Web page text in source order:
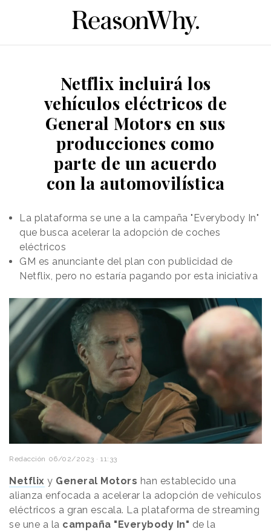
Netflix incluirá los
vehículos eléctricos de
General Motors en sus
producciones como
parte de un acuerdo
con la automovilística
La plataforma se une a la campaña "Everybody In"
que busca acelerar la adopción de coches
eléctricos
GM es anunciante del plan con publicidad de
Netflix, pero no estaría pagando por esta iniciativa
Redacción 06/02/2023 · 11:33
Netflix y General Motors han establecido una
alianza enfocada a acelerar la adopción de vehículos
eléctricos a gran escala. La plataforma de streaming
se une a la campaña "Everybody In" de la